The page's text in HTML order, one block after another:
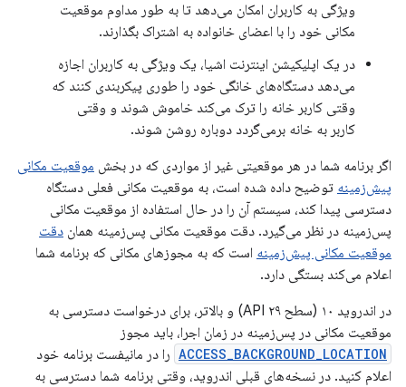
ویژگی به کاربران امکان می‌دهد تا به طور مداوم موقعیت
مکانی خود را با اعضای خانواده به اشتراک بگذارند.
در یک اپلیکیشن اینترنت اشیا، یک ویژگی به کاربران اجازه
می‌دهد دستگاه‌های خانگی خود را طوری پیکربندی کنند که
وقتی کاربر خانه را ترک می‌کند خاموش شوند و وقتی
کاربر به خانه برمی‌گردد دوباره روشن شوند.
اگر برنامه شما در هر موقعیتی غیر از مواردی که در بخش موقعیت مکانی
پیش‌زمینه توضیح داده شده است، به موقعیت مکانی فعلی دستگاه
دسترسی پیدا کند، سیستم آن را در حال استفاده از موقعیت مکانی
پس‌زمینه در نظر می‌گیرد. دقت موقعیت مکانی پس‌زمینه همان دقت
موقعیت مکانی پیش‌زمینه است که به مجوزهای مکانی که برنامه شما
اعلام می‌کند بستگی دارد.
در اندروید ۱۰ (سطح API ۲۹) و بالاتر، برای درخواست دسترسی به
موقعیت مکانی در پس‌زمینه در زمان اجرا، باید مجوز
ACCESS_BACKGROUND_LOCATION را در مانیفست برنامه خود
اعلام کنید. در نسخه‌های قبلی اندروید، وقتی برنامه شما دسترسی به